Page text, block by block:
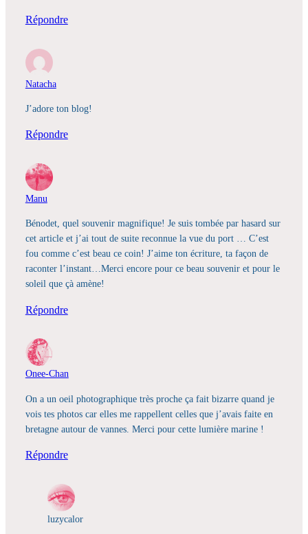
Répondre
Natacha
J’adore ton blog!
Répondre
Manu
Bénodet, quel souvenir magnifique! Je suis tombée par hasard sur
cet article et j’ai tout de suite reconnue la vue du port … C’est
fou comme c’est beau ce coin! J’aime ton écriture, ta façon de
raconter l’instant…Merci encore pour ce beau souvenir et pour le
soleil que çà amène!
Répondre
Onee-Chan
On a un oeil photographique très proche ça fait bizarre quand je
vois tes photos car elles me rappellent celles que j’avais faite en
bretagne autour de vannes. Merci pour cette lumière marine !
Répondre
luzycalor